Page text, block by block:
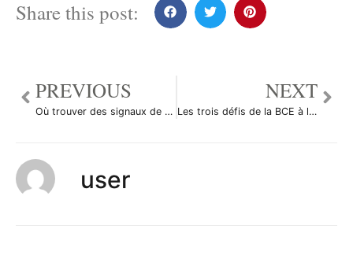
Share this post:
PREVIOUS
Où trouver des signaux de trading Forex gratuits et fiables ?
NEXT
Les trois défis de la BCE à l’heure du Conseil des gouverneurs
user